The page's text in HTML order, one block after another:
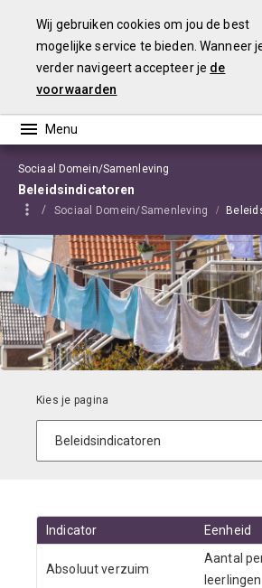
Sociaal Domein/Samenleving
Beleidsindicatoren
Sociaal Domein/Samenleving
Indicator Eenheid
Absoluut verzuim
Aantal
leerlingen
Wij gebruiken cookies om jou de best
mogelijke service te bieden. Wanneer
verder navigeert accepteer je de
voorwaarden